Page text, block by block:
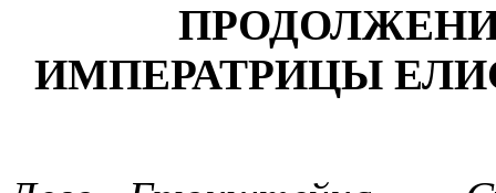
ИМПЕРАТРИЦЫ